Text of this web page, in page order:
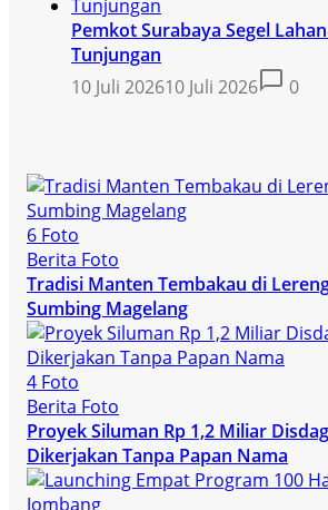
Pemkot Surabaya Segel
Tunjungan
10 Juli 202610 Juli 2026 0
6 Foto
Berita Foto
Tradisi Manten Tembakau di
Sumbing Magelang
4 Foto
Berita Foto
Proyek Siluman Rp 1,2 Miliar
Dikerjakan Tanpa Papan Nama